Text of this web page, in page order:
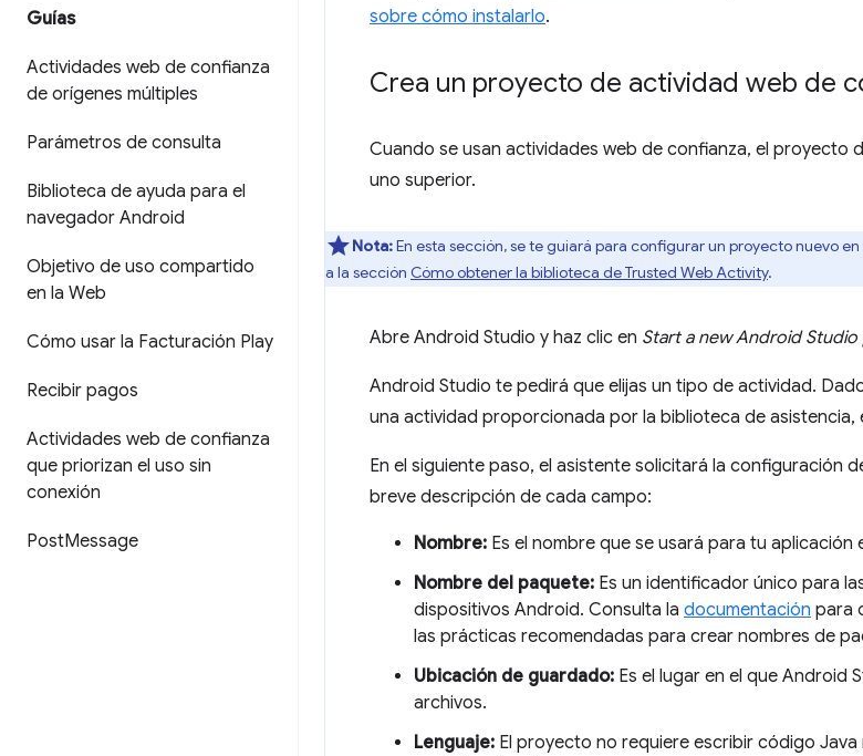
Guías
Actividades web de confianza
de orígenes múltiples
Parámetros de consulta
Biblioteca de ayuda para el
navegador Android
Objetivo de uso compartido
en la Web
Cómo usar la Facturación Play
Recibir pagos
Actividades web de confianza
que priorizan el uso sin
conexión
PostMessage
sobre cómo instalarlo.
Crea un proyecto de actividad web de
Cuando se usan actividades web de confianza, el proyecto
uno superior.
Nota:En esta sección, se te guiará para configurar un proyecto nuevo
a la sección Cómo obtener la biblioteca de Trusted Web Activity.
Abre Android Studio y haz clic en Start a new Android
Android Studio te pedirá que elijas un tipo de actividad.
una actividad proporcionada por la biblioteca de asistencia,
En el siguiente paso, el asistente solicitará la configuración
breve descripción de cada campo:
Nombre: Es el nombre que se usará para tu aplicación
Nombre del paquete: Es un identificador único para
dispositivos Android. Consulta la documentación para
las prácticas recomendadas para crear nombres de
Ubicación de guardado: Es el lugar en el que Android
archivos.
Lenguaje: El proyecto no requiere escribir código